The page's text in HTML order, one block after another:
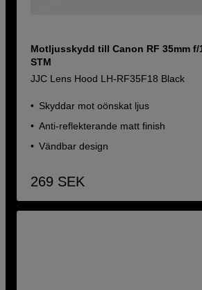
Motljusskydd till Canon RF 35mm f/
STM
JJC Lens Hood LH-RF35F18 Black
Skyddar mot oönskat ljus
Anti-reflekterande matt finish
Vändbar design
269 SEK